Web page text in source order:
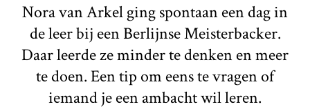
Nora van Arkel ging spontaan een dag in
de leer bij een Berlijnse Meisterbacker.
Daar leerde ze minder te denken en meer
te doen. Een tip om eens te vragen of
iemand je een ambacht wil leren.